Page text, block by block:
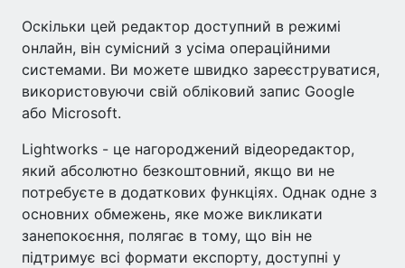
Оскільки цей редактор доступний в режимі
онлайн, він сумісний з усіма операційними
системами. Ви можете швидко зареєструватися,
використовуючи свій обліковий запис Google
або Microsoft.
Lightworks - це нагороджений відеоредактор,
який абсолютно безкоштовний, якщо ви не
потребуєте в додаткових функціях. Однак одне з
основних обмежень, яке може викликати
занепокоєння, полягає в тому, що він не
підтримує всі формати експорту, доступні у